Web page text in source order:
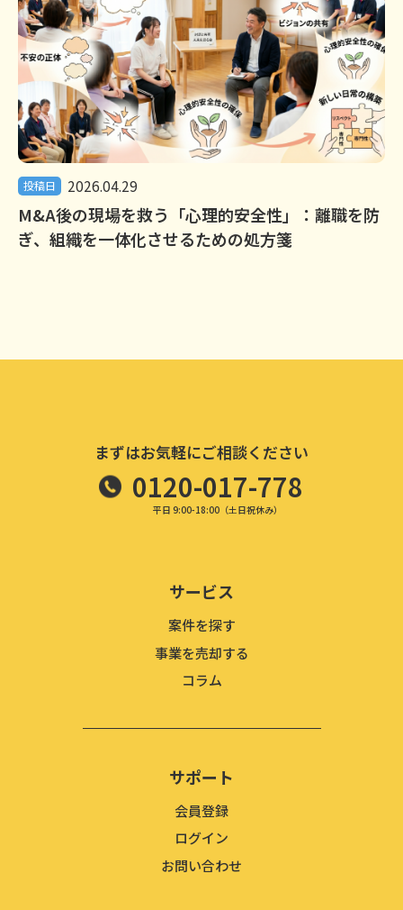
投稿日 2026.04.29
M&A後の現場を救う「心理的安全性」：離職を防
ぎ、組織を一体化させるための処方箋
サービス
案件を探す
事業を売却する
コラム
サポート
会員登録
ログイン
お問い合わせ
まずはお気軽にご相談ください
0120-017-778
平日 9:00-18:00（土日祝休み）